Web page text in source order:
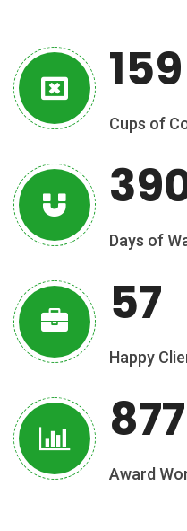
159
Cups of
Days of
57
Happy
877
Award